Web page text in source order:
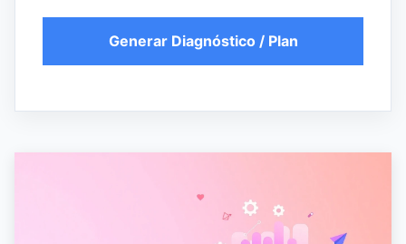
Generar Diagnóstico / Plan